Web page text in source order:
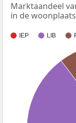
Marktaandeel
in de
IEP LIB